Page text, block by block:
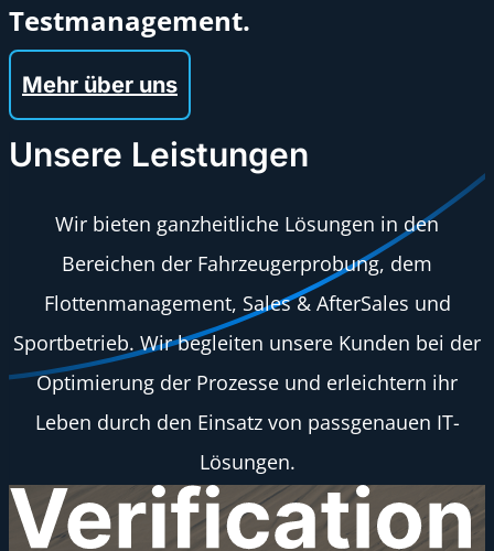
Testmanagement.
Mehr über uns
Unsere Leistungen
Wir bieten ganzheitliche Lösungen in den
Bereichen der Fahrzeugerprobung, dem
Flottenmanagement, Sales & AfterSales und
Sportbetrieb. Wir begleiten unsere Kunden bei der
Optimierung der Prozesse und erleichtern ihr
Leben durch den Einsatz von passgenauen IT-
Lösungen.